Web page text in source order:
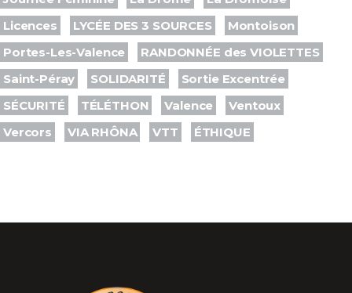
Licences
LYCÉE DES 3 SOURCES
Montoison
Portes-Les-Valence
RANDONNÉE des VIOLETTES
Saint-Péray
SOLIDARITÉ
Sortie Excentrée
SÉCURITÉ
TÉLÉTHON Valence
Ventoux
Vercors
VIA RHÔNA VTT ÉTHIQUE